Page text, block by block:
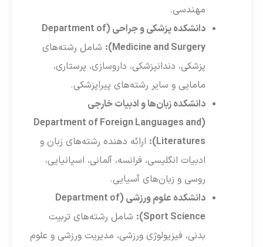
مهندسی.
دانشکده پزشکی و جراحی (Department of
Medicine and Surgery):
شامل رشته‌های
پزشکی، دندانپزشکی، داروسازی، پرستاری،
مامایی و سایر رشته‌های پیراپزشکی.
دانشکده زبان‌ها و ادبیات خارجی
(Department of Foreign Languages and
Literatures):
ارائه دهنده رشته‌های زبان و
ادبیات انگلیسی، فرانسه، آلمانی، اسپانیایی،
روسی و زبان‌های آسیایی.
دانشکده علوم ورزشی (Department of
Sport Science):
شامل رشته‌های تربیت
بدنی، فیزیولوژی ورزشی، مدیریت ورزشی و علوم